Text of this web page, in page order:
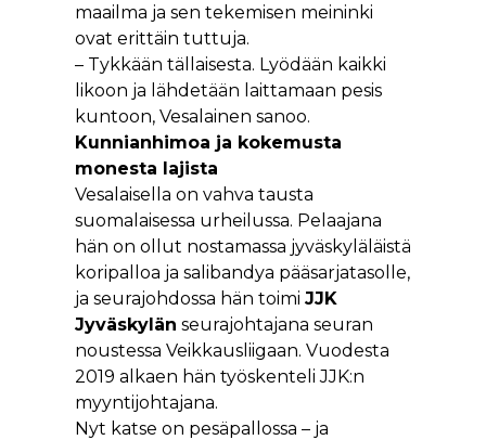
maailma ja sen tekemisen meininki
ovat erittäin tuttuja.
– Tykkään tällaisesta. Lyödään kaikki
likoon ja lähdetään laittamaan pesis
kuntoon, Vesalainen sanoo.
Kunnianhimoa ja kokemusta
monesta lajista
Vesalaisella on vahva tausta
suomalaisessa urheilussa. Pelaajana
hän on ollut nostamassa jyväskyläläistä
koripalloa ja salibandya pääsarjatasolle,
ja seurajohdossa hän toimi JJK
Jyväskylän seurajohtajana seuran
noustessa Veikkausliigaan. Vuodesta
2019 alkaen hän työskenteli JJK:n
myyntijohtajana.
Nyt katse on pesäpallossa – ja